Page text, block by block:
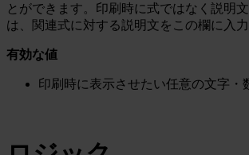
とができます。印刷時に式ではなく説明
は、関連式に対する説明文をこの欄に入力
有効な値
印刷時に表示させたい任意の文字・